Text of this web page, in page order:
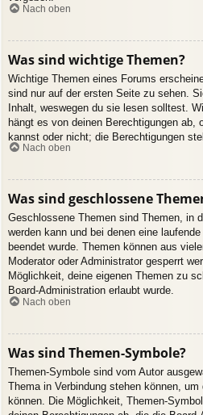
Nach oben
Was sind wichtige Themen?
Wichtige Themen eines Forums
sind nur auf der ersten Seite zu sehen.
Inhalt, weswegen du sie lesen solltest.
hängt es von deinen Berechtigungen ab,
kannst oder nicht; die Berechtigungen
Nach oben
Was sind geschlossene
Geschlossene Themen sind Themen, in
werden kann und bei denen eine
beendet wurde. Themen können aus
Moderator oder Administrator gesperrt
Möglichkeit, deine eigenen Themen zu
Board-Administration erlaubt wurde.
Nach oben
Was sind Themen-Symbole?
Themen-Symbole sind vom Autor
Thema in Verbindung stehen können,
können. Die Möglichkeit, Themen-